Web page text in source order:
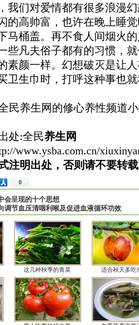
们对爱情都有很多浪漫幻
的高帅富，也许在晚上睡
马桶盖。再不食人间烟火
些凡夫俗子都有的习惯，
素颜一样。幻想破灭是让
卫生巾时，打呼这种事也
民养生网的修心养性频道
处:全民养生网
www.ysba.com.cn/
注明出处，否则请不要转
0
会呈现的十个思想
调节血压清咽利喉及促进血液循环功效
这几种秋季的青菜 适合秋天多吃